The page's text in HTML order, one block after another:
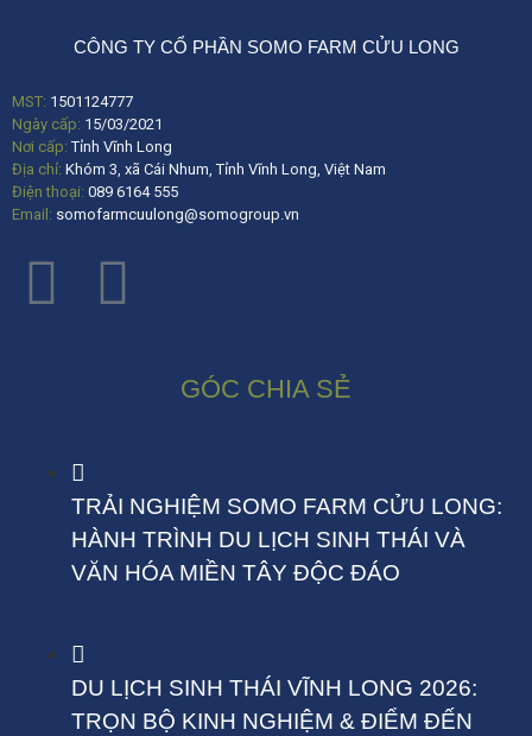
CÔNG TY CỔ PHẦN SOMO FARM CỬU LONG
MST: 1501124777
Ngày cấp: 15/03/2021
Nơi cấp:Tỉnh Vĩnh Long
Địa chỉ: Khóm 3, xã Cái Nhum, Tỉnh Vĩnh Long, Việt Nam
Điện thoại: 089 6164 555
Email: somofarmcuulong@somogroup.vn
GÓC CHIA SẺ
TRẢI NGHIỆM SOMO FARM CỬU LONG:
HÀNH TRÌNH DU LỊCH SINH THÁI VÀ
VĂN HÓA MIỀN TÂY ĐỘC ĐÁO
DU LỊCH SINH THÁI VĨNH LONG 2026:
TRỌN BỘ KINH NGHIỆM & ĐIỂM ĐẾN